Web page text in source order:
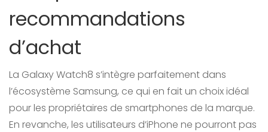
recommandations
d’achat
La Galaxy Watch8 s’intègre parfaitement dans
l’écosystème Samsung, ce qui en fait un choix idéal
pour les propriétaires de smartphones de la marque.
En revanche, les utilisateurs d’iPhone ne pourront pas